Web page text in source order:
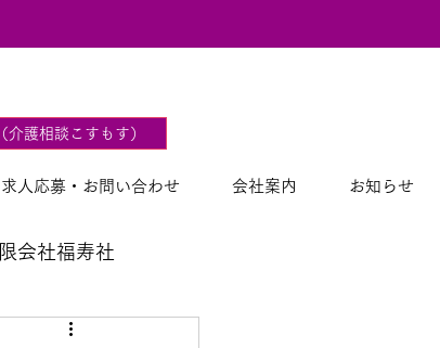
介護相談こすもす）
求人応募・お問い合わせ 会社案内 お知らせ
会社福寿社